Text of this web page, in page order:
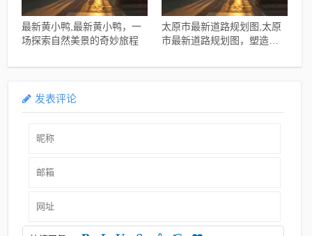
最新黄小鸭,最新黄小鸭，一
场探索自然美景的奇妙旅程
太原市最新道路规划图,太原
市最新道路规划图，塑造未
发表评论